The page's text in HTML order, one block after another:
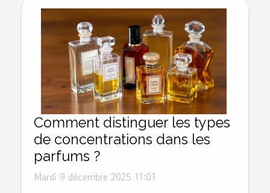
Comment distinguer les types
de concentrations dans les
parfums ?
Mardi 9 décembre 2025 11:01